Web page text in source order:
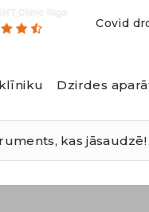
Covid
Dzirdes
kas jāsaudzē!